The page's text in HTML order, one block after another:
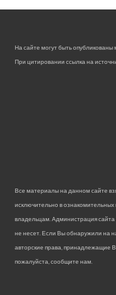
На сайте могут быть
При цитировании ссылка на
Все материалы на данном сайте
исключительно в
владельцам. Администрация
не несет. Если Вы обнаружили на
авторские права, принадлежащие
пожалуйста, сообщите нам.